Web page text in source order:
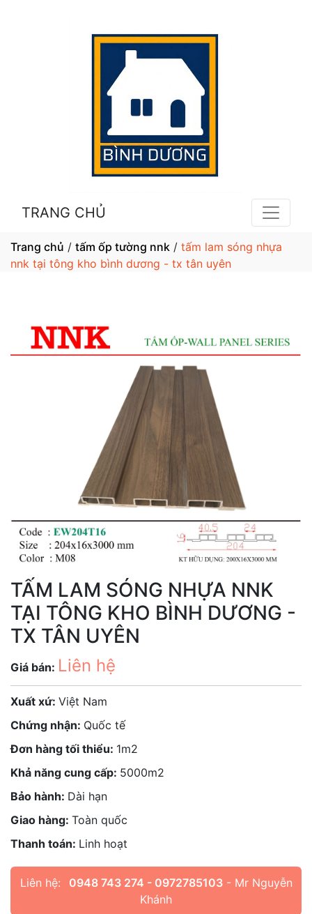
TRANG CHỦ
Trang chủ / tấm ốp tường nnk / tấm lam sóng nhựa
nnk tại tông kho bình dương - tx tân uyên
TẤM LAM SÓNG NHỰA NNK
TẠI TÔNG KHO BÌNH DƯƠNG -
TX TÂN UYÊN
Giá bán: Liên hệ
Xuất xứ: Việt Nam
Chứng nhận: Quốc tế
Đơn hàng tối thiểu: 1m2
Khả năng cung cấp: 5000m2
Bảo hành: Dài hạn
Giao hàng: Toàn quốc
Thanh toán: Linh hoạt
Liên hệ: 0948 743 274 - 0972785103- Mr Nguyễn
Khánh